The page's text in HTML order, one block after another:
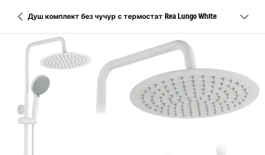
Душ комплект без чучур с термостат Rea Lungo White